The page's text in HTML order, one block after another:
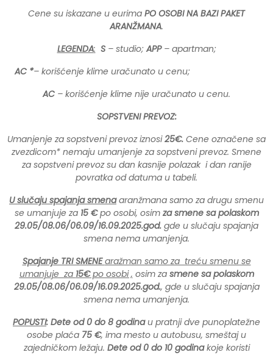
Cene su iskazane u eurima PO OSOBI NA BAZI PAKET
ARANŽMANA.
LEGENDA: S– studio;APP– apartman;
AC *– korišćenje klime uračunato u cenu;
AC – korišćenje klime nije uračunato u cenu.
SOPSTVENI PREVOZ:
Umanjenje za sopstveni prevoz iznosi25€. Cene označene sa
zvezdicom* nemaju umanjenje za sopstveni prevoz. Smene
za sopstveni prevoz su dan kasnije polazak i dan ranije
povratka od datuma u tabeli.
U slučaju spajanja smena aranžmana samo za drugu smenu
se umanjuje za 15 €po osobi, osim za smene sa polaskom
29.05/08.06/06.09/16.09.2025.god. gde u slučaju spajanja
smena nema umanjenja.
Spajanje TRI SMENEaražman samo za treću smenu se
umanjuje za 15€po osobi , osim zasmene sa polaskom
29.05/08.06/06.09/16.09.2025.god., gde u slučaju spajanja
smena nema umanjenja.
POPUSTI: Dete od 0 do 8 godinau pratnji dve punoplatežne
osobe plaća 75 €, ima mesto u autobusu, smeštaj u
zajedničkom ležaju. Dete od 0 do 10 godinakoje koristi